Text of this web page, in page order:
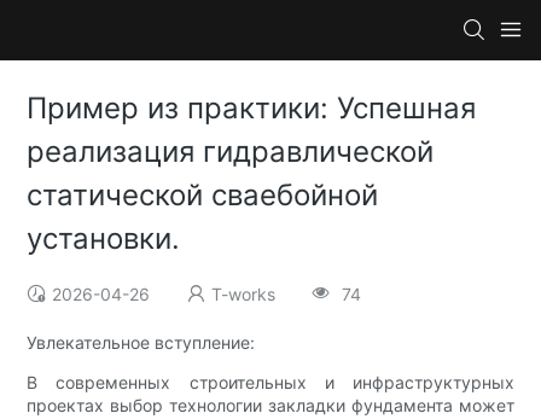
Пример из практики: Успешная
реализация гидравлической
статической сваебойной
установки.
2026-04-26 T-works 74
Увлекательное вступление:
В современных строительных и инфраструктурных
проектах выбор технологии закладки фундамента может